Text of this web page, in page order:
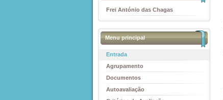
Frei António das Chagas
Menu principal
Entrada
Agrupamento
Documentos
Autoavaliação